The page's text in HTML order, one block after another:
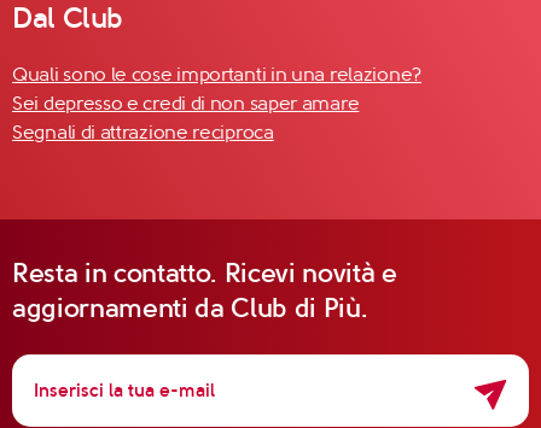
Dal Club
Quali sono le cose importanti in una relazione?
Sei depresso e credi di non saper amare
Segnali di attrazione reciproca
Resta in contatto. Ricevi novità e
aggiornamenti da Club di Più.